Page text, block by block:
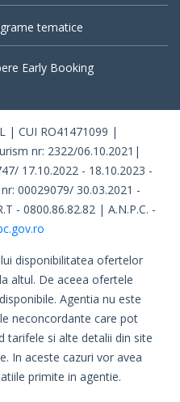
tematice
Early Booking
| CUI RO41471099 |
nr: 2322/06.10.2021|
17.10.2022 - 18.10.2023 -
00029079/ 30.03.2021 -
- 0800.86.82.82 | A.N.P.C. -
disponibilitatea ofertelor
altul. De aceea ofertele
Agentia nu este
neconcordante care pot
tarifele si alte detalii din site
In aceste cazuri vor avea
primite in agentie.